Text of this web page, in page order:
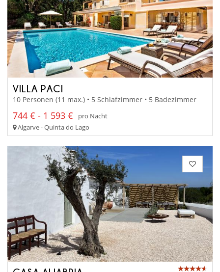
VILLA PACI
10 Personen (11 max.) • 5 Schlafzimmer • 5 Badezimmer
744 € - 1 593 €
pro Nacht
Algarve - Quinta do Lago